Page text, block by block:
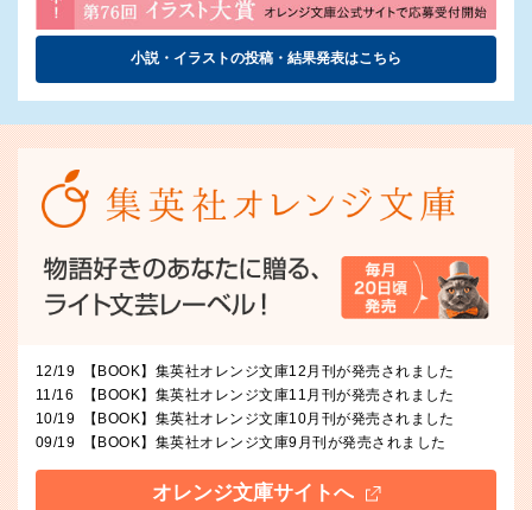
小説・イラストの投稿・結果発表はこちら
12/19
【BOOK】集英社オレンジ文庫12月刊が発売されました
11/16
【BOOK】集英社オレンジ文庫11月刊が発売されました
10/19
【BOOK】集英社オレンジ文庫10月刊が発売されました
09/19
【BOOK】集英社オレンジ文庫9月刊が発売されました
オレンジ文庫サイトへ